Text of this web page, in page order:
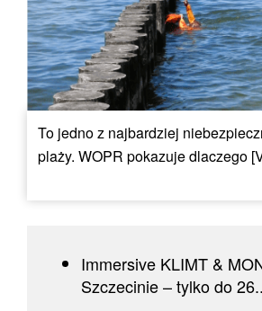
To jedno z najbardziej
plaży. WOPR pokazuje dlaczego
Immersive KLIMT &
Szczecinie – tylko do